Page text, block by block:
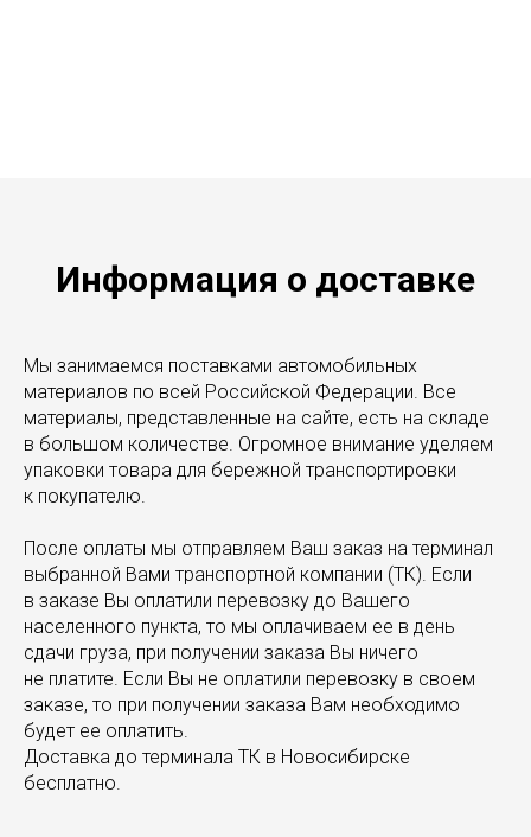
Информация о доставке
Мы занимаемся поставками автомобильных
материалов по всей Российской Федерации. Все
материалы, представленные на сайте, есть на складе
в большом количестве. Огромное внимание уделяем
упаковки товара для бережной транспортировки
к покупателю.
После оплаты мы отправляем Ваш заказ на терминал
выбранной Вами транспортной компании (ТК). Если
в заказе Вы оплатили перевозку до Вашего
населенного пункта, то мы оплачиваем ее в день
сдачи груза, при получении заказа Вы ничего
не платите. Если Вы не оплатили перевозку в своем
заказе, то при получении заказа Вам необходимо
будет ее оплатить.
Доставка до терминала ТК в Новосибирске
бесплатно.